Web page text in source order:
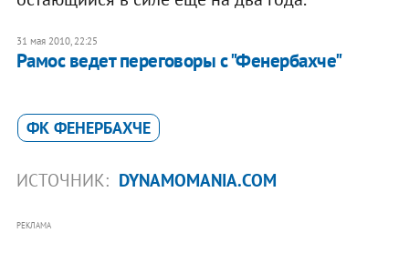
31 мая 2010, 22:25
Рамос ведет переговоры с "Фенербахче"
ФК ФЕНЕРБАХЧЕ
ИСТОЧНИК: DYNAMOMANIA.COM
РЕКЛАМА